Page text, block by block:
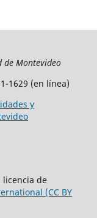
de Montevideo
1629 (en línea)
y
licencia de
(CC BY